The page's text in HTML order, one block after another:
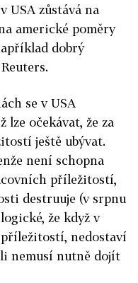
USA zůstává na
americké poměry
dobrý
se v USA
očekávat, že za
ještě ubývat.
není schopna
příležitostí,
destruuje (v srpnu
že když v
nedostaví
nemusí nutně dojít